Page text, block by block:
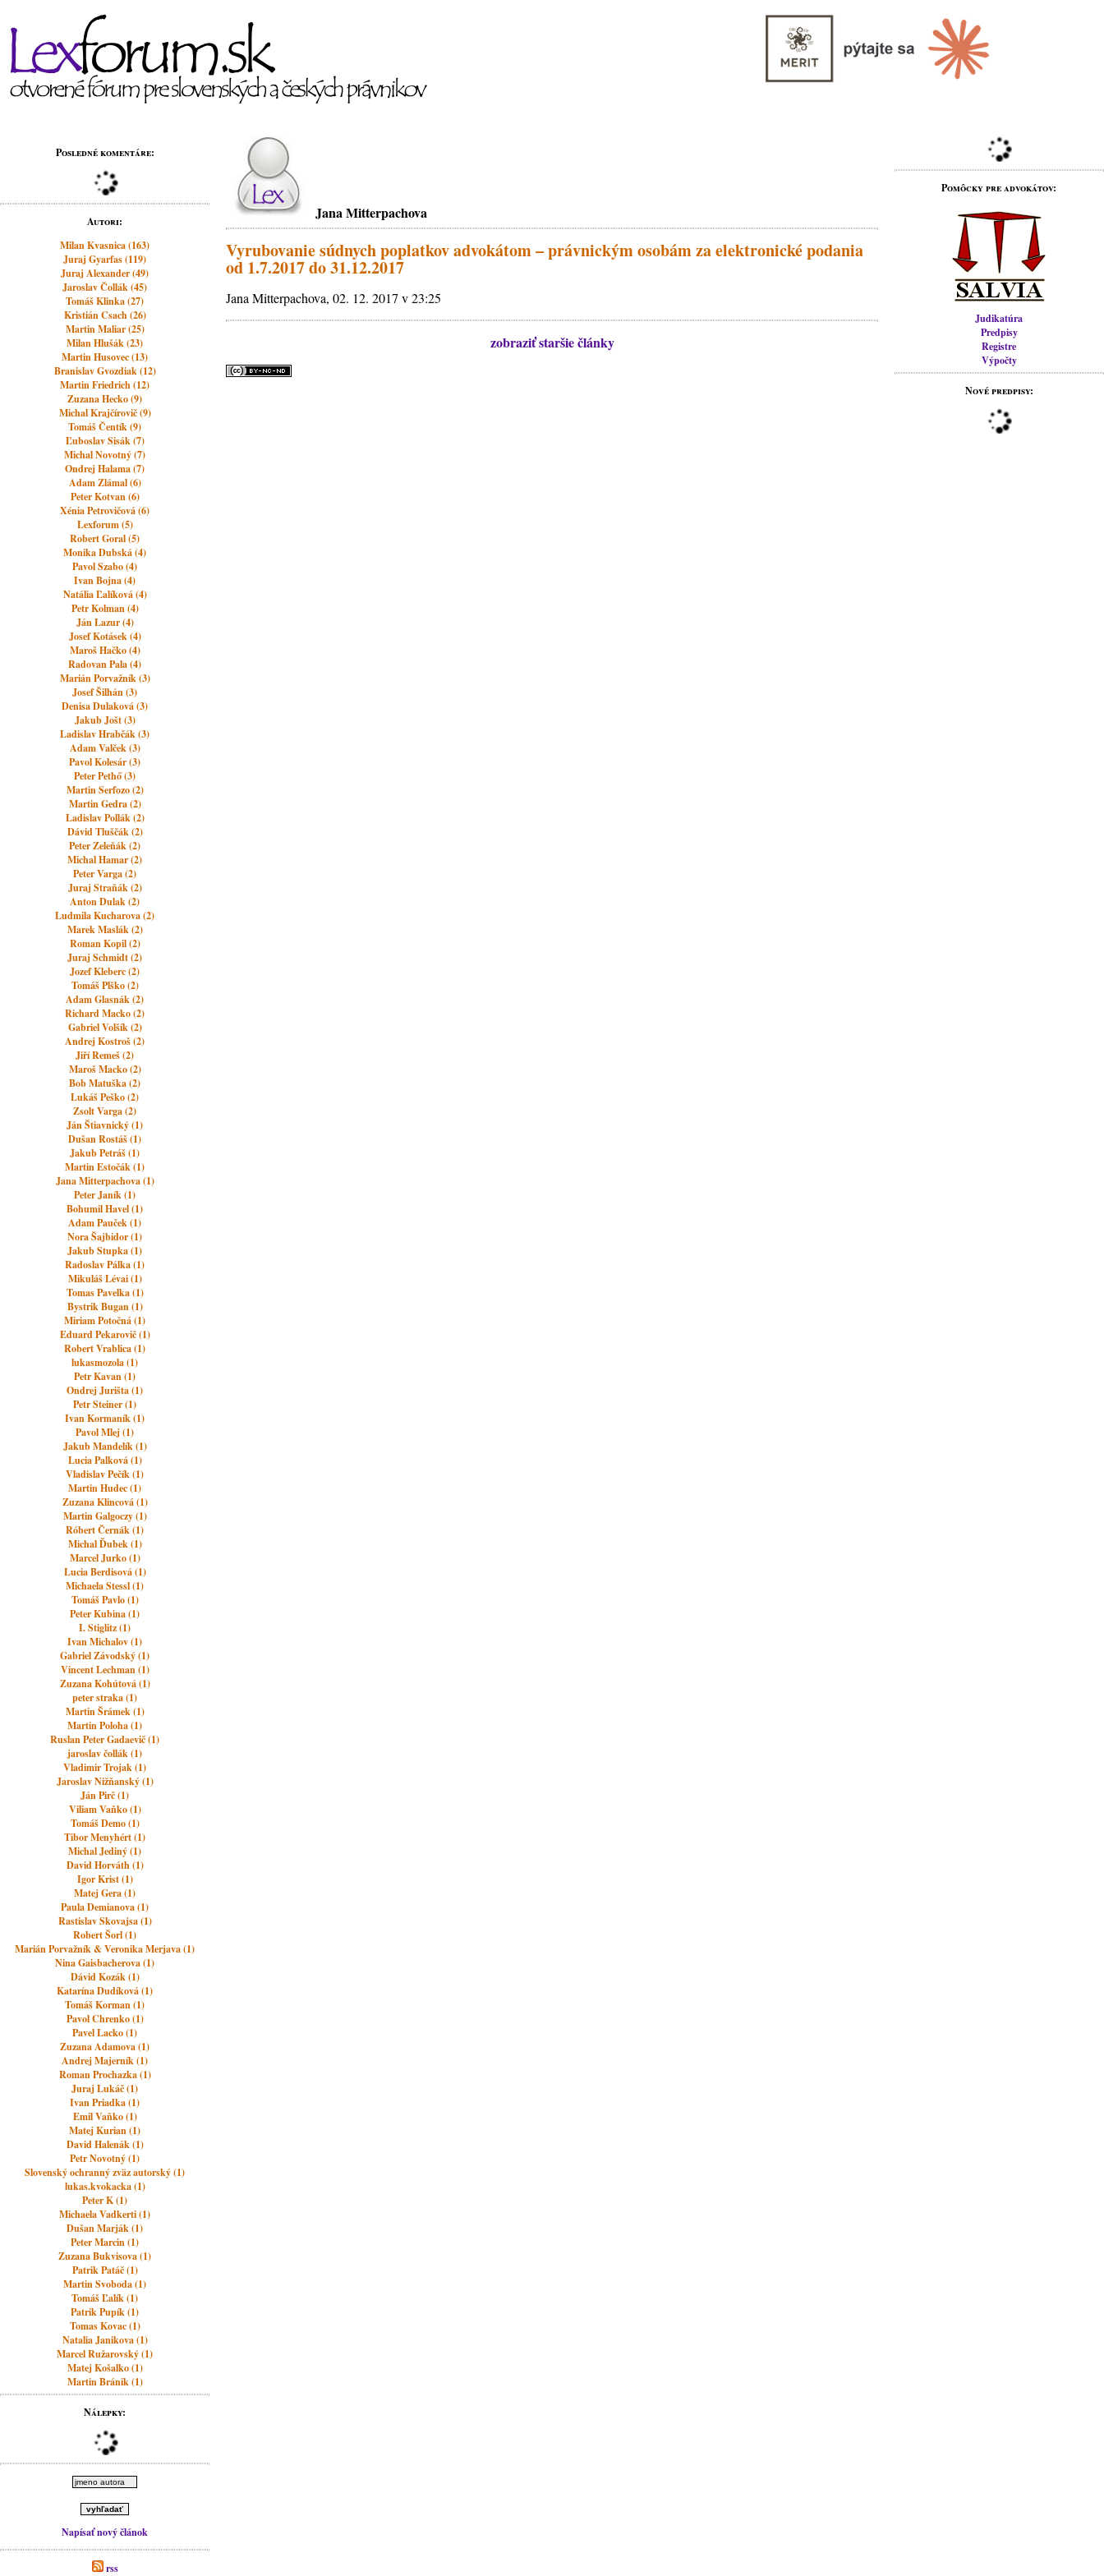
Posledné komentáre:
Autori:
Milan Kvasnica (163)
Juraj Gyarfas (119)
Juraj Alexander (49)
Jaroslav Čollák (45)
Tomáš Klinka (27)
Kristián Csach (26)
Martin Maliar (25)
Milan Hlušák (23)
Martin Husovec (13)
Branislav Gvozdiak (12)
Martin Friedrich (12)
Zuzana Hecko (9)
Michal Krajčírovič (9)
Tomáš Čentík (9)
Ľuboslav Sisák (7)
Michal Novotný (7)
Ondrej Halama (7)
Adam Zlámal (6)
Peter Kotvan (6)
Xénia Petrovičová (6)
Lexforum (5)
Robert Goral (5)
Monika Dubská (4)
Pavol Szabo (4)
Ivan Bojna (4)
Natália Ľalíková (4)
Petr Kolman (4)
Ján Lazur (4)
Josef Kotásek (4)
Maroš Hačko (4)
Radovan Pala (4)
Marián Porvažník (3)
Josef Šilhán (3)
Denisa Dulaková (3)
Jakub Jošt (3)
Ladislav Hrabčák (3)
Adam Valček (3)
Pavol Kolesár (3)
Peter Pethő (3)
Martin Serfozo (2)
Martin Gedra (2)
Ladislav Pollák (2)
Dávid Tluščák (2)
Peter Zeleňák (2)
Michal Hamar (2)
Peter Varga (2)
Juraj Straňák (2)
Anton Dulak (2)
Ludmila Kucharova (2)
Marek Maslák (2)
Roman Kopil (2)
Juraj Schmidt (2)
Jozef Kleberc (2)
Tomáš Plško (2)
Adam Glasnák (2)
Richard Macko (2)
Gabriel Volšík (2)
Andrej Kostroš (2)
Jiří Remeš (2)
Maroš Macko (2)
Bob Matuška (2)
Lukáš Peško (2)
Zsolt Varga (2)
Ján Štiavnický (1)
Dušan Rostáš (1)
Jakub Petráš (1)
Martin Estočák (1)
Jana Mitterpachova (1)
Peter Janík (1)
Bohumil Havel (1)
Adam Pauček (1)
Nora Šajbidor (1)
Jakub Stupka (1)
Radoslav Pálka (1)
Mikuláš Lévai (1)
Tomas Pavelka (1)
Bystrik Bugan (1)
Miriam Potočná (1)
Eduard Pekarovič (1)
Robert Vrablica (1)
lukasmozola (1)
Petr Kavan (1)
Ondrej Jurišta (1)
Petr Steiner (1)
Ivan Kormaník (1)
Pavol Mlej (1)
Jakub Mandelík (1)
Lucia Palková (1)
Vladislav Pečík (1)
Martin Hudec (1)
Zuzana Klincová (1)
Martin Galgoczy (1)
Róbert Černák (1)
Michal Ďubek (1)
Marcel Jurko (1)
Lucia Berdisová (1)
Michaela Stessl (1)
Tomáš Pavlo (1)
Peter Kubina (1)
I. Stiglitz (1)
Ivan Michalov (1)
Gabriel Závodský (1)
Vincent Lechman (1)
Zuzana Kohútová (1)
peter straka (1)
Martin Šrámek (1)
Martin Poloha (1)
Ruslan Peter Gadaevič (1)
jaroslav čollák (1)
Vladimir Trojak (1)
Jaroslav Nižňanský (1)
Ján Pirč (1)
Viliam Vaňko (1)
Tomáš Demo (1)
Tibor Menyhért (1)
Michal Jediný (1)
David Horváth (1)
Igor Krist (1)
Matej Gera (1)
Paula Demianova (1)
Rastislav Skovajsa (1)
Robert Šorl (1)
Marián Porvažník & Veronika Merjava (1)
Nina Gaisbacherova (1)
Dávid Kozák (1)
Katarína Dudíková (1)
Tomáš Korman (1)
Pavol Chrenko (1)
Pavel Lacko (1)
Zuzana Adamova (1)
Andrej Majerník (1)
Roman Prochazka (1)
Juraj Lukáč (1)
Ivan Priadka (1)
Emil Vaňko (1)
Matej Kurian (1)
David Halenák (1)
Petr Novotný (1)
Slovenský ochranný zväz autorský (1)
lukas.kvokacka (1)
Peter K (1)
Michaela Vadkerti (1)
Dušan Marják (1)
Peter Marcin (1)
Zuzana Bukvisova (1)
Patrik Patáč (1)
Martin Svoboda (1)
Tomáš Ľalík (1)
Patrik Pupík (1)
Tomas Kovac (1)
Natalia Janikova (1)
Marcel Ružarovský (1)
Matej Košalko (1)
Martin Bránik (1)
Nálepky:
Napísať nový článok
rss
Pomôcky pre advokátov:
Judikatúra
Predpisy
Registre
Výpočty
Nové predpisy:
Jana Mitterpachova
Vyrubovanie súdnych poplatkov advokátom – právnickým osobám za elektronické podania
od 1.7.2017 do 31.12.2017
Jana Mitterpachova, 02. 12. 2017 v 23:25
zobraziť staršie články